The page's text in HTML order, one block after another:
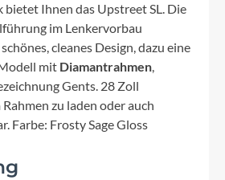
Ihnen das Upstreet SL. Die
im Lenkervorbau
cleanes Design, dazu eine
mit Diamantrahmen,
Gents. 28 Zoll
zu laden oder auch
Farbe: Frosty Sage Gloss